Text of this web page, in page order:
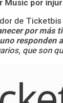
Music por
de
por más
responden
que son